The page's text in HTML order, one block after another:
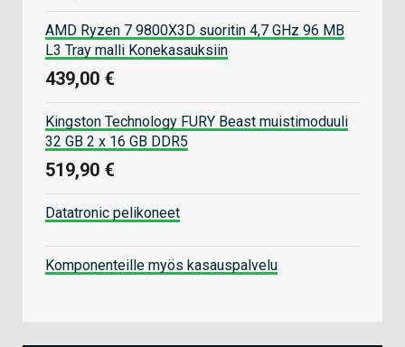
AMD Ryzen 7 9800X3D suoritin 4,7 GHz 96 MB
L3 Tray malli Konekasauksiin
439,00 €
Kingston Technology FURY Beast muistimoduuli
32 GB 2 x 16 GB DDR5
519,90 €
Datatronic pelikoneet
Komponenteille myös kasauspalvelu